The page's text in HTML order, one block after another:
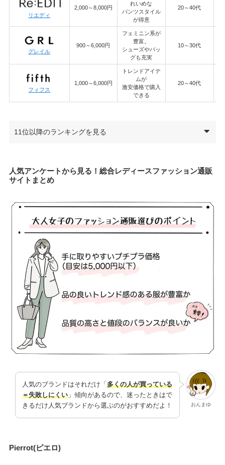
リエディ
2,000～8,000円
れいめな
パンツスタイル
が得意
20～40代
グレイル
900～6,000円
フェミニン系が
豊富。
シューズやバッ
グも充実
10～30代
フィフス
1,000～6,000円
トレンドアイテ
ムが
激安価格で購入
できる
20～40代
11位以降のランキングを見る
人気アンケートから見る！総合レディースファッション通販
サイトまとめ
おんまゆ
人気のブランドはそれだけ「多くの人が買っている
＝失敗しにくい 」傾向があるので、迷ったときはで
きるだけ人気ブランドから選ぶのがおすすめだよ！
Pierrot(ピエロ)